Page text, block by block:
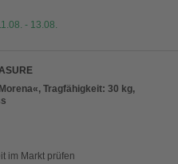
- 13.08.
Tragfähigkeit: 30 kg,
im Markt prüfen